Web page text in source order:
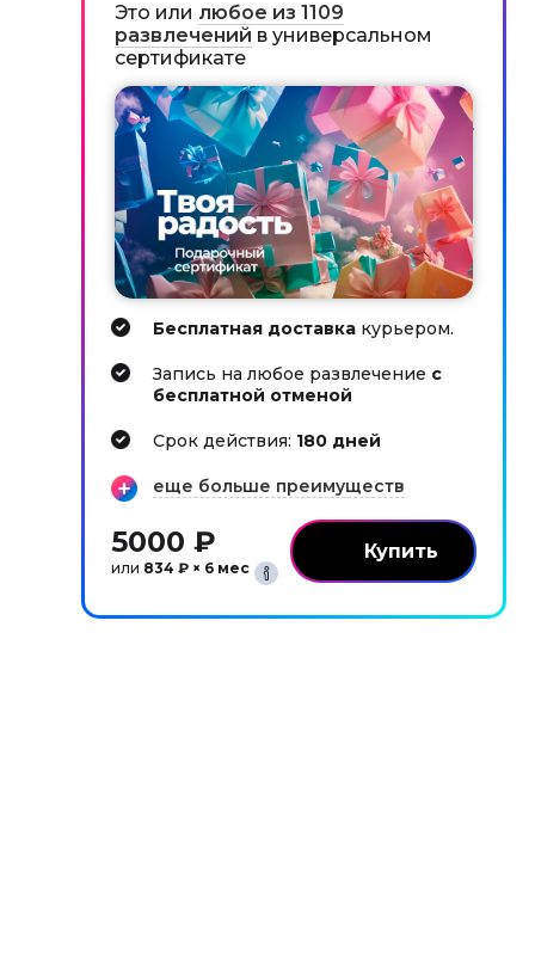
Это или любое из 1109
развлечений в универсальном
сертификате
Бесплатная доставка курьером.
Запись на любое развлечение с
бесплатной отменой
Cрок действия: 180 дней
еще больше преимуществ
5000 ₽
или 834 ₽ × 6 мес